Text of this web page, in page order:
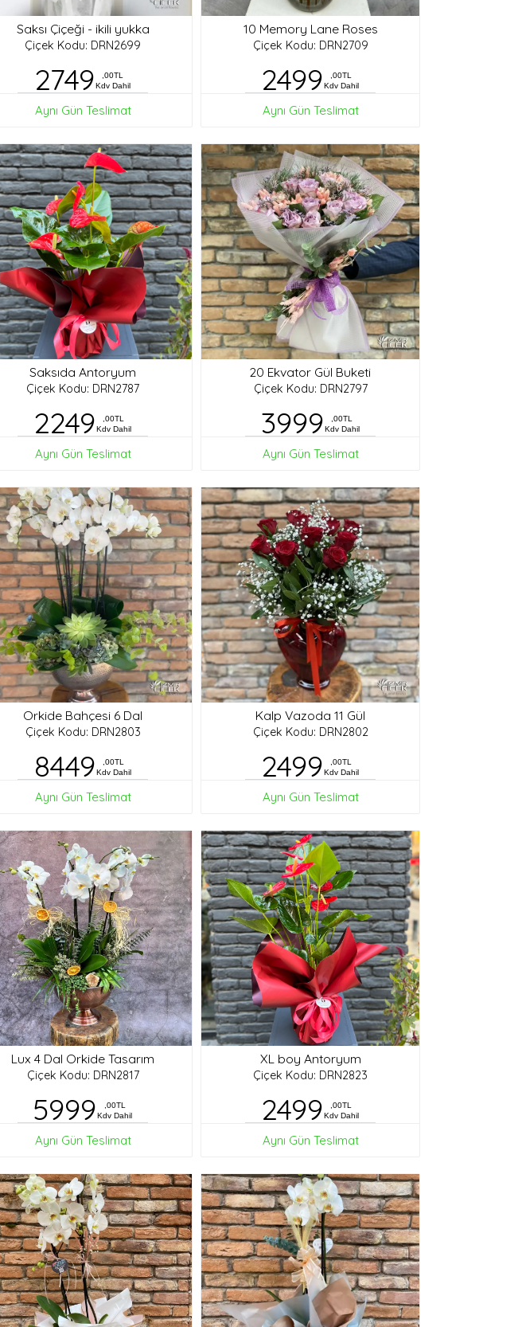
Saksı Çiçeği - ikili yukka
Çiçek Kodu: DRN2699
2749
,00TL
Kdv Dahil
Aynı Gün Teslimat
10 Memory Lane Roses
Çiçek Kodu: DRN2709
2499
,00TL
Kdv Dahil
Aynı Gün Teslimat
Saksıda Antoryum
Çiçek Kodu: DRN2787
2249
,00TL
Kdv Dahil
Aynı Gün Teslimat
20 Ekvator Gül Buketi
Çiçek Kodu: DRN2797
3999
,00TL
Kdv Dahil
Aynı Gün Teslimat
Orkide Bahçesi 6 Dal
Çiçek Kodu: DRN2803
8449
,00TL
Kdv Dahil
Aynı Gün Teslimat
Kalp Vazoda 11 Gül
Çiçek Kodu: DRN2802
2499
,00TL
Kdv Dahil
Aynı Gün Teslimat
Lux 4 Dal Orkide Tasarım
Çiçek Kodu: DRN2817
5999
,00TL
Kdv Dahil
Aynı Gün Teslimat
XL boy Antoryum
Çiçek Kodu: DRN2823
2499
,00TL
Kdv Dahil
Aynı Gün Teslimat